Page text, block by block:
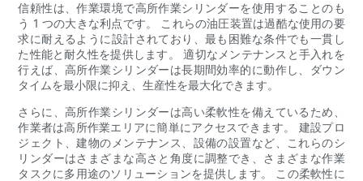
信頼性は、作業環境で高所作業シリンダーを使用することのも
う 1 つの大きな利点です。 これらの油圧装置は過酷な使用の要
求に耐えるように設計されており、最も困難な条件でも一貫し
た性能と耐久性を提供します。 適切なメンテナンスと手入れを
行えば、高所作業シリンダーは長期間効率的に動作し、ダウン
タイムを最小限に抑え、生産性を最大化できます。
さらに、高所作業シリンダーは高い柔軟性を備えているため、
作業者は高所作業エリアに簡単にアクセスできます。 建設プロ
ジェクト、建物のメンテナンス、設備の設置など、これらのシ
リンダーはさまざまな高さと角度に調整でき、さまざまな作業
タスクに多用途のソリューションを提供します。 この柔軟性に